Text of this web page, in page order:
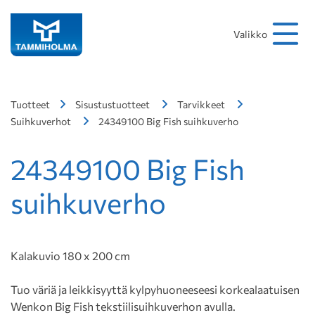
Valikko
Tuotteet Sisustustuotteet
Tarvikkeet
Suihkuverhot
24349100 Big Fish suihkuverho
24349100 Big Fish
suihkuverho
Kalakuvio 180 x 200 cm
Tuo väriä ja leikkisyyttä kylpyhuoneeseesi korkealaatuisen
Wenkon Big Fish tekstiilisuihkuverhon avulla.